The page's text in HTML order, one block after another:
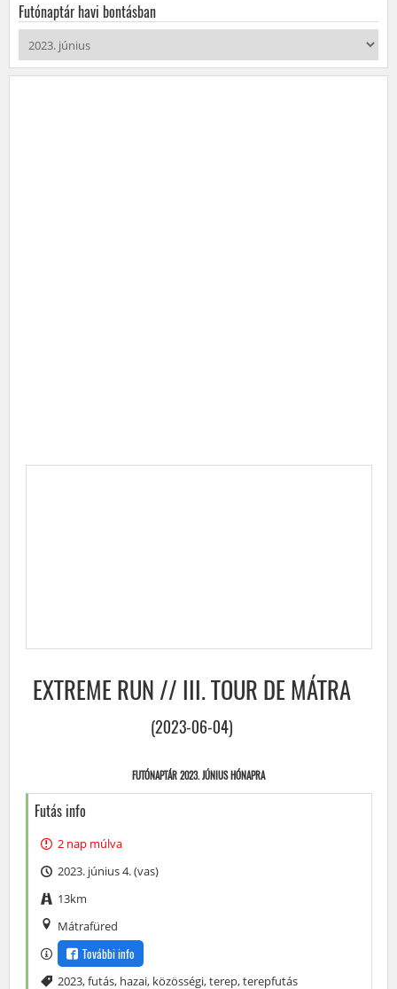
Futónaptár havi bontásban
EXTREME RUN // III. TOUR DE MÁTRA
(2023-06-04)
FUTÓNAPTÁR 2023. JÚNIUS HÓNAPRA
Futás info
2 nap múlva
2023. június 4. (vas)
13km
Mátrafüred
További info
Címke
2023,futás, hazai, közösségi,terep,terepfutás